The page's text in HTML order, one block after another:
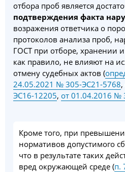
отбора проб является
подтверждения факта
возражения ответчика о
протоколов анализа проб,
ГОСТ при отборе, хранении
как правило, не влияют на
отмену судебных актов (
24.05.2021 № 305-ЭС21-5768,
ЭС16-12205, от 01.04.2016 №
Кроме того, при
нормативов допустимого
что в результате таких
вред окружающей среде (п.